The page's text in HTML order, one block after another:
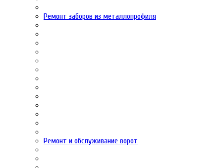
Ремонт заборов из металлопрофиля
Ремонт и обслуживание ворот